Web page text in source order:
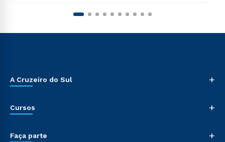
A Cruzeiro do Sul +
Cursos +
Faça parte +